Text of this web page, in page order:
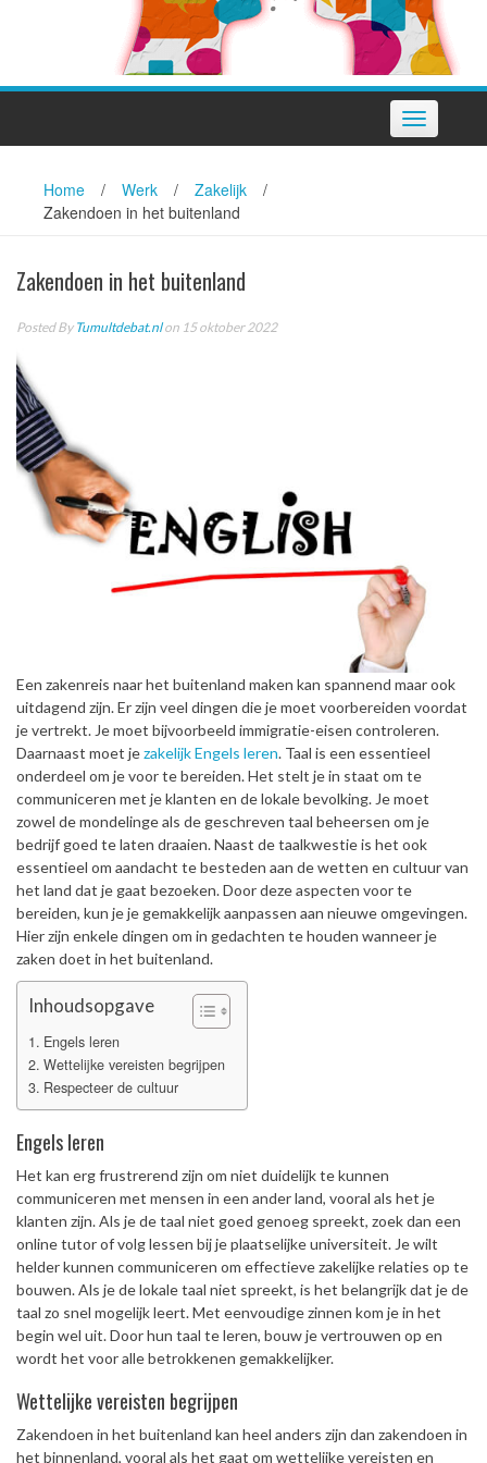
Toggle
navigation
Home / Werk / Zakelijk
/
Zakendoen in het buitenland
Zakendoen in het buitenland
Posted By Tumultdebat.nlon 15 oktober 2022
Een zakenreis naar het buitenland maken kan spannend maar ook
uitdagend zijn. Er zijn veel dingen die je moet voorbereiden voordat
je vertrekt. Je moet bijvoorbeeld immigratie-eisen controleren.
Daarnaast moet jezakelijk Engels leren. Taal is een essentieel
onderdeel om je voor te bereiden. Het stelt je in staat om te
communiceren met je klanten en de lokale bevolking. Je moet
zowel de mondelinge als de geschreven taal beheersen om je
bedrijf goed te laten draaien. Naast de taalkwestie is het ook
essentieel om aandacht te besteden aan de wetten en cultuur van
het land dat je gaat bezoeken. Door deze aspecten voor te
bereiden, kun je je gemakkelijk aanpassen aan nieuwe omgevingen.
Hier zijn enkele dingen om in gedachten te houden wanneer je
zaken doet in het buitenland.
Inhoudsopgave
Engels leren
Wettelijke vereisten begrijpen
Respecteer de cultuur
Engels leren
Het kan erg frustrerend zijn om niet duidelijk te kunnen
communiceren met mensen in een ander land, vooral als het je
klanten zijn. Als je de taal niet goed genoeg spreekt, zoek dan een
online tutor of volg lessen bij je plaatselijke universiteit. Je wilt
helder kunnen communiceren om effectieve zakelijke relaties op te
bouwen. Als je de lokale taal niet spreekt, is het belangrijk dat je de
taal zo snel mogelijk leert. Met eenvoudige zinnen kom je in het
begin wel uit. Door hun taal te leren, bouw je vertrouwen op en
wordt het voor alle betrokkenen gemakkelijker.
Wettelijke vereisten begrijpen
Zakendoen in het buitenland kan heel anders zijn dan zakendoen in
het binnenland, vooral als het gaat om wettelijke vereisten en